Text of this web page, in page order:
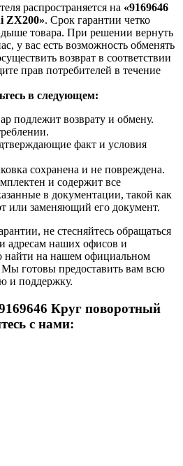
распространяется на «9169646
ZX200». Срок гарантии четко
товара. При решении вернуть
у вас есть возможность обменять
возврат в соответствии
прав потребителей в течение
в следующем:
подлежит возврату и обмену.
факт и условия
сохранена и не повреждена.
и содержит все
в документации, такой как
или заменяющий его документ.
не стесняйтесь обращаться
адресам наших офисов и
найти на нашем официальном
Мы готовы предоставить вам всю
и поддержку.
Круг поворотный
с нами: